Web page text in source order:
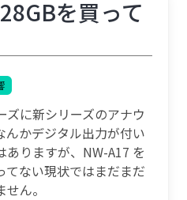
を買って
ズに新シリーズのアナウ
んかデジタル出力が付い
りますが、NW-A17 を
てない現状ではまだまだ
ん。